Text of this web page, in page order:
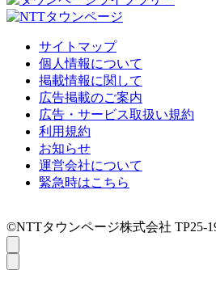
サイトマップ
個人情報について
掲載情報に関して
広告掲載のご案内
広告・サービス取扱い規約
利用規約
お知らせ
運営会社について
緊急時はこちら
©NTTタウンページ株式会社 TP25-